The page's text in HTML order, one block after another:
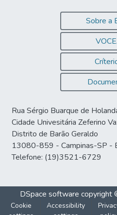
Sobre a
Rua Sérgio Buarque de
Cidade Univesitária Zeferino
Distrito de Barão Geraldo
13080-859 - Campinas-SP -
Telefone: (19)3521-6729
DSpace software
Cookie
Accessibility